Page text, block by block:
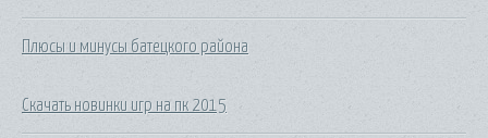
Плюсы и минусы батецкого района
Скачать новинки игр на пк 2015